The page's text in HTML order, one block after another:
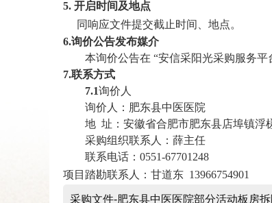
5. 开启 时间及地点
同响应文件提交截止时间、地点。
6.询价公告发布媒介
本询价公告在 “安信采阳光采购服务平
7.联系方式
7.1询价 人
询价 人： 肥东县中医医院
地 址： 安徽省合肥市肥东县店埠镇浮
采购组织联系人：薛主任
联系电话： 0551-67701248
项目踏勘联系人：甘道东 13966754901
采购文件-肥东县中医医院部分活动板房